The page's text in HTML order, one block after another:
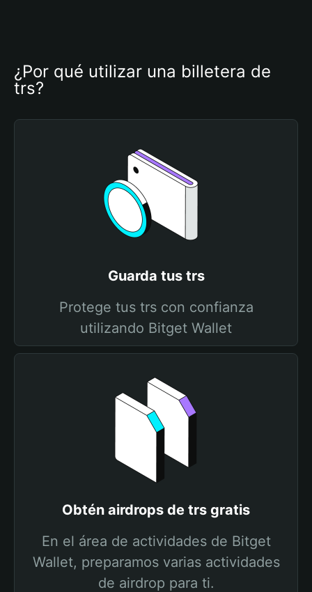
¿Por qué utilizar una billetera de
trs?
Guarda tus trs
Protege tus trs con confianza
utilizando Bitget Wallet
Obtén airdrops de trs gratis
En el área de actividades de Bitget
Wallet, preparamos varias actividades
de airdrop para ti.